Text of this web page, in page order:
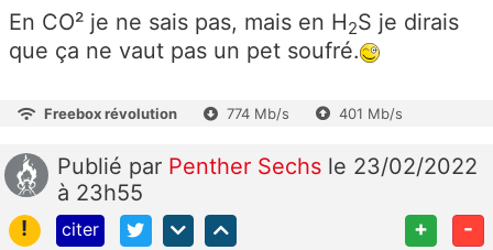
En CO² je ne sais pas, mais en H2S je dirais
que ça ne vaut pas un pet soufré.
Freebox révolution 774 Mb/s 401 Mb/s
Publié par Penther Sechs le 23/02/2022
à 23h55
!
citer + -